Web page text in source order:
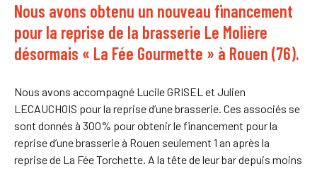
Nous avons obtenu un nouveau financement
pour la reprise de la brasserie Le Molière
désormais « La Fée Gourmette » à Rouen (76).
Nous avons accompagné Lucile GRISEL et Julien
LECAUCHOIS pour la reprise d’une brasserie. Ces associés se
sont donnés à 300% pour obtenir le financement pour la
reprise d’une brasserie à Rouen seulement 1 an après la
reprise de La Fée Torchette. A la tête de leur bar depuis moins